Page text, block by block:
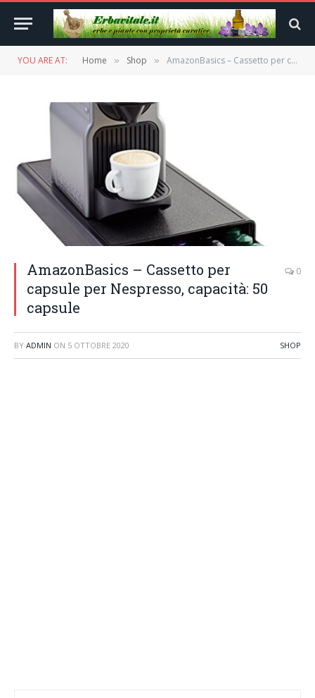
YOU ARE AT: Home » Shop » AmazonBasics – Cassetto per capsule per Nespresso, capacità: 50 capsule
AmazonBasics – Cassetto per
capsule per Nespresso, capacità: 50
capsule
0
BY ADMIN ON 5 OTTOBRE 2020 SHOP